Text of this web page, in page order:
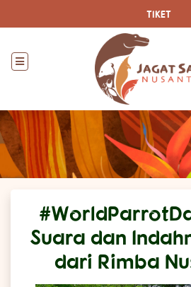
TIKET
Suara dan
dari Rimba